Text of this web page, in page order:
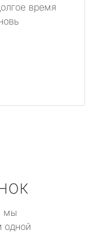
время
мы
одной